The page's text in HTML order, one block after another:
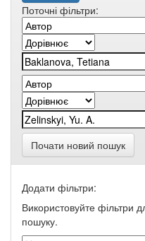
Поточні фільтри:
Почати новий пошук
Додати фільтри:
Використовуйте фільтри
пошуку.